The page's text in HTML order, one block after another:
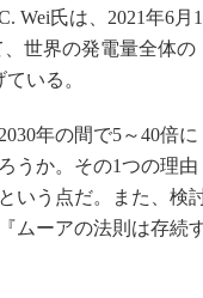
Wei氏は、2021年6月1
、世界の発電量全体の
いる。
年の間で5～40倍に
うか。その1つの理由
いう点だ。また、検
ムーアの法則は存続